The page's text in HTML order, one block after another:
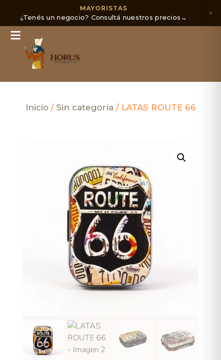
MAYORISTAS
¿Tenés un negocio? Consultá nuestros precios→ ×
Inicio/ Sin categoría / LATAS ROUTE 66